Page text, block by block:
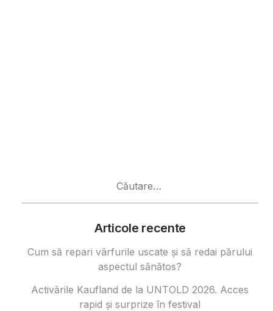
Articole recente
Cum să repari vârfurile uscate și să redai părului
aspectul sănătos?
Activările Kaufland de la UNTOLD 2026. Acces
rapid și surprize în festival